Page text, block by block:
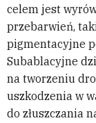
celem jest
przebarwień,
pigmentacyjne
Subablacyjne
na tworzeniu
uszkodzenia w
do złuszczania